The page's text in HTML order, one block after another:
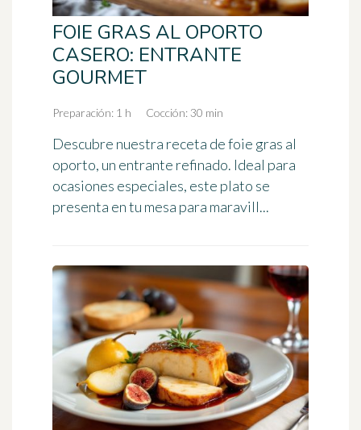
FOIE GRAS AL OPORTO
CASERO: ENTRANTE
GOURMET
Preparación: 1 h Cocción: 30 min
Descubre nuestra receta de foie gras al
oporto, un entrante refinado. Ideal para
ocasiones especiales, este plato se
presenta en tu mesa para maravill...